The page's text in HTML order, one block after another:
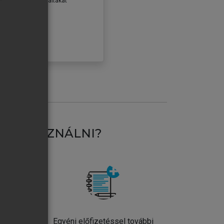
HASZNÁLNI?
Egyéni előfizetéssel további